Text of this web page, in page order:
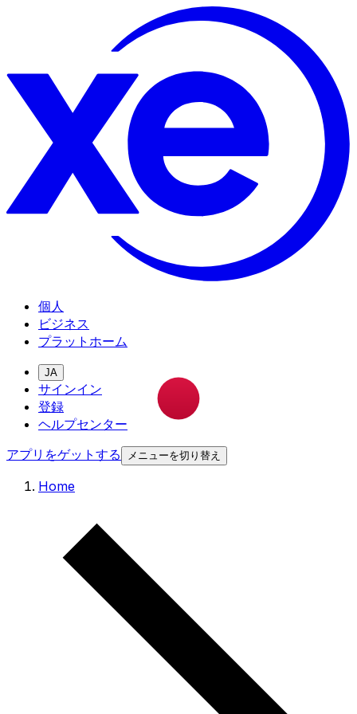
個人
ビジネス
プラットホーム
JA
サインイン
登録
ヘルプセンター
アプリをゲットする
メニューを切り替え
Home